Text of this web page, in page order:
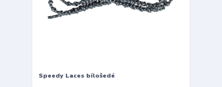
Speedy Laces bílošedé